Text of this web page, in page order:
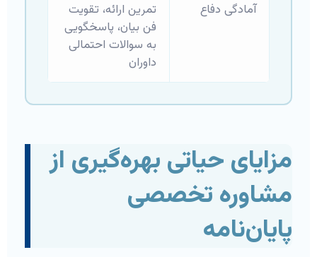
آمادگی دفاع
تمرین ارائه، تقویت
فن بیان، پاسخگویی
به سوالات احتمالی
داوران
مزایای حیاتی بهره‌گیری از
مشاوره تخصصی
پایان‌نامه